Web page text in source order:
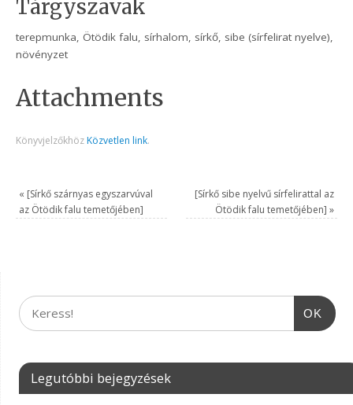
Tárgyszavak
terepmunka, Ötödik falu, sírhalom, sírkő, sibe (sírfelirat nyelve),
növényzet
Attachments
Könyvjelzőkhöz Közvetlen link.
« [Sírkő szárnyas egyszarvúval
az Ötödik falu temetőjében]
[Sírkő sibe nyelvű sírfelirattal az
Ötödik falu temetőjében] »
OK
Legutóbbi bejegyzések